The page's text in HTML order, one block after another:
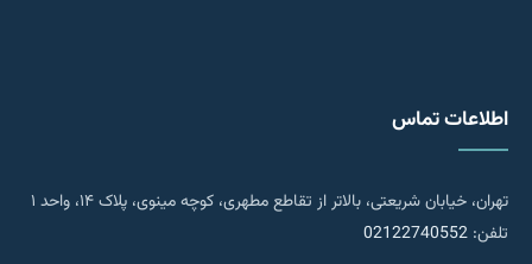
اطلاعات تماس
تهران، خیابان شریعتی، بالاتر از تقاطع مطهری، کوچه مینوی، پلاک ۱۴، واحد ۱
تلفن: 02122740552